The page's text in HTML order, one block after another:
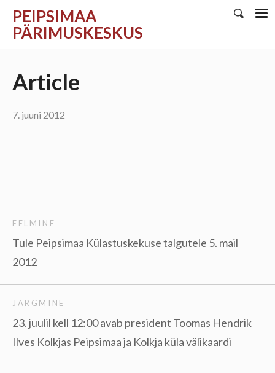
PEIPSIMAA
PÄRIMUSKESKUS
Article
7. juuni 2012
EELMINE
Tule Peipsimaa Külastuskekuse talgutele 5. mail
2012
JÄRGMINE
23. juulil kell 12:00 avab president Toomas Hendrik
Ilves Kolkjas Peipsimaa ja Kolkja küla välikaardi